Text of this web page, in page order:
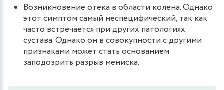
Возникновение отека в области колена. Однако
этот симптом самый неспецифический, так как
часто встречается при других патологиях
сустава. Однако он в совокупности с другими
признаками может стать основанием
заподозрить разрыв мениска.